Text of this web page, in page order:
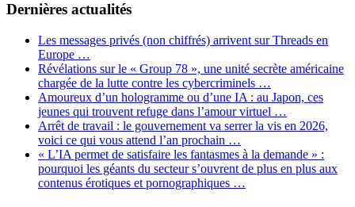
Dernières actualités
Les messages privés (non chiffrés) arrivent sur Threads en
Europe …
Révélations sur le « Group 78 », une unité secrète américaine
chargée de la lutte contre les cybercriminels …
Amoureux d’un hologramme ou d’une IA : au Japon, ces
jeunes qui trouvent refuge dans l’amour virtuel …
Arrêt de travail : le gouvernement va serrer la vis en 2026,
voici ce qui vous attend l’an prochain …
« L’IA permet de satisfaire les fantasmes à la demande » :
pourquoi les géants du secteur s’ouvrent de plus en plus aux
contenus érotiques et pornographiques …